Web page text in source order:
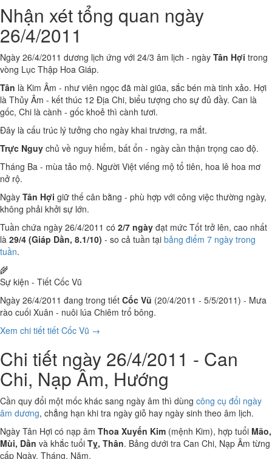
Nhận xét tổng quan ngày
26/4/2011
Ngày 26/4/2011 dương lịch ứng với 24/3 âm lịch - ngày Tân Hợi trong
vòng Lục Thập Hoa Giáp.
Tân là Kim Âm - như viên ngọc đã mài giũa, sắc bén mà tinh xảo. Hợi
là Thủy Âm - kết thúc 12 Địa Chi, biểu tượng cho sự đủ đầy. Can là
gốc, Chi là cành - gốc khoẻ thì cành tươi.
Đây là cấu trúc lý tưởng cho ngày khai trương, ra mắt.
Trực Nguy chủ về nguy hiểm, bất ổn - ngày cần thận trọng cao độ.
Tháng Ba - mùa tảo mộ. Người Việt viếng mộ tổ tiên, hoa lê hoa mơ
nở rộ.
Ngày Tân Hợi giữ thế cân bằng - phù hợp với công việc thường ngày,
không phải khởi sự lớn.
Tuần chứa ngày 26/4/2011 có 2/7 ngày đạt mức Tốt trở lên, cao nhất
là 29/4 (Giáp Dần, 8.1/10) - so cả tuần tại bảng điểm 7 ngày trong
tuần.
🌾
Sự kiện - Tiết Cốc Vũ
Ngày 26/4/2011 đang trong tiết Cốc Vũ (20/4/2011 - 5/5/2011) - Mưa
rào cuối Xuân - nuôi lúa Chiêm trổ bông.
Xem chi tiết tiết Cốc Vũ →
Chi tiết ngày 26/4/2011 - Can
Chi, Nạp Âm, Hướng
Cần quy đổi một mốc khác sang ngày âm thì dùng công cụ đổi ngày
âm dương, chẳng hạn khi tra ngày giỗ hay ngày sinh theo âm lịch.
Ngày Tân Hợi có nạp âm Thoa Xuyến Kim (mệnh Kim), hợp tuổi Mão,
Mùi, Dần và khắc tuổi Tỵ, Thân. Bảng dưới tra Can Chi, Nạp Âm từng
cấp Ngày, Tháng, Năm.